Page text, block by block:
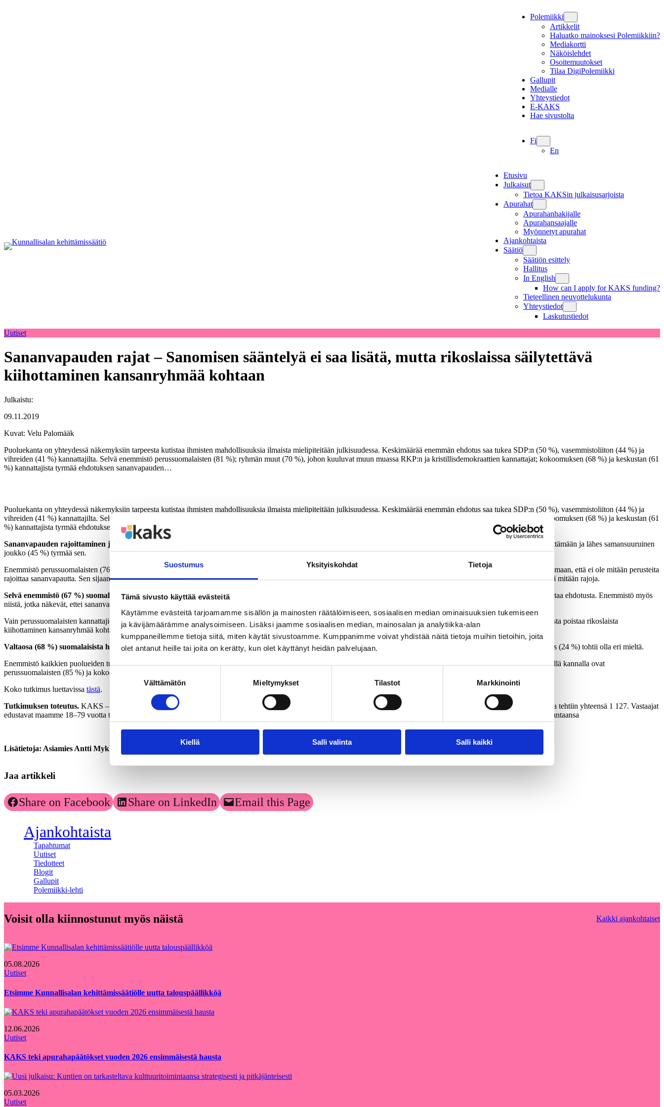
Suostumus Yksityiskohdat Tietoja
Tämä sivusto käyttää evästeitä
Käytämme evästeitä tarjoamamme sisällön ja mainosten räätälöimiseen, sosiaalisen median ominaisuuksien tukemiseen
ja kävijämäärämme analysoimiseen. Lisäksi jaamme sosiaalisen median, mainosalan ja analytiikka-alan
kumppaneillemme tietoja siitä, miten käytät sivustoamme. Kumppanimme voivat yhdistää näitä tietoja muihin tietoihin, joita
olet antanut heille tai joita on kerätty, kun olet käyttänyt heidän palvelujaan.
Suostumuksen
Välttämätön Mieltymykset Tilastot Markkinointi
Kiellä Salli valinta Salli kaikki
Polemiikki
Artikkelit
Haluatko mainoksesi Polemiikkiin?
Mediakortti
Näköislehdet
Osoitemuutokset
Tilaa DigiPolemiikki
Gallupit
Medialle
Yhteystiedot
E-KAKS
Hae sivustolta
Fi
En
Etusivu
Julkaisut
Tietoa KAKSin julkaisusarjoista
Apurahat
Apurahanhakijalle
Apurahansaajalle
Myönnetyt apurahat
Ajankohtaista
Säätiö
Säätiön esittely
Hallitus
In English
How can I apply for KAKS funding?
Tieteellinen neuvottelukunta
Yhteystiedot
Laskutustiedot
Uutiset
Sananvapauden rajat – Sanomisen sääntelyä ei saa lisätä, mutta rikoslaissa säilytettävä
kiihottaminen kansanryhmää kohtaan
Julkaistu:
09.11.2019
Kuvat: Velu Palomääk
Puoluekanta on yhteydessä näkemyksiin tarpeesta kutistaa ihmisten mahdollisuuksia ilmaista mielipiteitään julkisuudessa. Keskimäärää enemmän ehdotus saa tukea SDP:n (50 %), vasemmistoliiton (44 %) ja
vihreiden (41 %) kannattajilta. Selvä enemmistö perussuomalaisten (81 %); ryhmän muut (70 %), johon kuuluvat muun muassa RKP:n ja kristillisdemokraattien kannattajat; kokoomuksen (68 %) ja keskustan (61
%) kannattajista tyrmää ehdotuksen sananvapauden…
Puoluekanta on yhteydessä näkemyksiin tarpeesta kutistaa ihmisten mahdollisuuksia ilmaista mielipiteitään julkisuudessa. Keskimäärää enemmän ehdotus saa tukea SDP:n (50 %), vasemmistoliiton (44 %) ja
vihreiden (41 %) kannattajilta. Selvä enemmistö perussuomalaisten (81 %); ryhmän muut (70 %), johon kuuluvat muun muassa RKP:n ja kristillisdemokraattien kannattajat; kokoomuksen (68 %) ja keskustan (61
%) kannattajista tyrmää ehdotuksen sananvapauden nykyistä tiukemmasta sääntelystä.
Sananvapauden rajoittaminen jakaa kansan.
Väite, jonka mukaan sananvapautta ei tulisi rajoittaa millään perusteilla jakaa kansan kahtia. Lähes joka toinen (48 %) yhtyy väittämään ja lähes samansuuruinen
joukko (45 %) tyrmää sen.
Enemmistö perussuomalaisten (76 %), ryhmän muut (58 %) (muun muassa RKP:n ja kristillisdemokraattien kannattajat) ja kokoomuksen (51 %) tukijoista on taipuvainen ajattelemaan, että ei ole mitään perusteita
rajoittaa sananvapautta. Sen sijaan enemmistö vasemmistoliiton (63 %), vihreiden (63 %), SDP:n (60 %) ja keskustan (51 %) kannattajista kiistää sen, että sananvapaudella ei olisi mitään rajoja.
Selvä enemmistö (67 %) suomalaisista tyrmää väittämän, että rikoslaista poistettaisiin kiihottaminen kansanryhmää kohtaan
. Kansalaisista vain viidesosa (21 %) kannattaa ehdotusta. Enemmistö myös
niistä, jotka näkevät, ettei sananvapaudella tule olla mitään rajoja, vastustaa ajatusta poistaa lakipykälä kiihottamisesta kansanryhmää kohtaan.
Vain perussuomalaisten kannattajien enemmistö (62 %) olisi valmis poistamaan rikoslaista tämän pykälän. Kaikkien muiden puolueiden kannattajien enemmistö vastustaa ehdotusta poistaa rikoslaista
kiihottaminen kansanryhmää kohtaan. Tiukinta vastustus on vihreiden (91 %) ja vasemmistoliiton (89 %) kannattajien keskuudessa.
Valtaosa (68 %) suomalaisista hyväksyy väitteen, jonka mukaan lainsäädännön tehtävä ei ole suojella ihmisiä mielipahalta muiden ihmisten sanomisista
. Vain neljännes (24 %) tohtii olla eri mieltä.
Enemmistö kaikkien puolueiden tukijoista ilmoittaa, että lainsäädännöllä ei pidä yrittää suojella ihmisiä siltä pahalta ololta, jota muiden ihmisten puheet aiheuttavat. Vahvimmin tällä kannalla ovat
perussuomalaisten (85 %) ja kokoomuksen (78 %) kannattajat.
Koko tutkimus luettavissa tästä.
Tutkimuksen toteutus. KAKS – Kunnallisalan kehittämissäätiön tutkimuksen toteutti Kantar TNS Oy. Tutkimusaineisto on koottu Gallup Kanavalla 6.–11.9.2019. Haastatteluja tehtiin yhteensä 1 127. Vastaajat
edustavat maamme 18–79 vuotta täyttänyttä väestöä Ahvenanmaata lukuun ottamatta. Tutkimuksen tulosten virhemarginaali on suurimmillaan vajaat kolme prosenttiyksikköä suuntaansa
Lisätietoja: Asiamies Antti Mykkänen, 0400-570087
Jaa artikkeli
Share on Facebook Share on LinkedIn Email this Page
Ajankohtaista
Tapahtumat
Uutiset
Tiedotteet
Blogit
Gallupit
Polemiikki-lehti
Voisit olla kiinnostunut myös näistä Kaikki ajankohtaiset
05.08.2026
Uutiset
Etsimme Kunnallisalan kehittämissäätiölle uutta talouspäällikköä
12.06.2026
Uutiset
KAKS teki apurahapäätökset vuoden 2026 ensimmäisestä hausta
05.03.2026
Uutiset